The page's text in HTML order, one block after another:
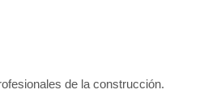
de la construcción.